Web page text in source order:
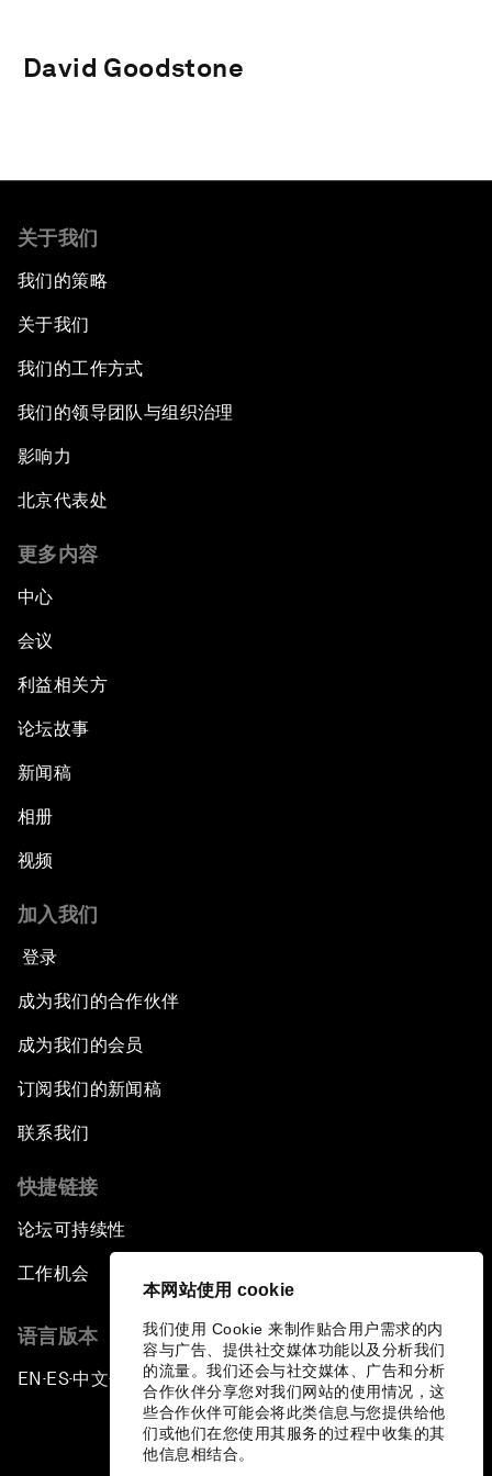
本网站使用 cookie
我们使用 Cookie 来制作贴合用户需求的内
容与广告、提供社交媒体功能以及分析我们
的流量。我们还会与社交媒体、广告和分析
合作伙伴分享您对我们网站的使用情况，这
些合作伙伴可能会将此类信息与您提供给他
们或他们在您使用其服务的过程中收集的其
他信息相结合。
David Goodstone
关于我们
我们的策略
关于我们
我们的工作方式
我们的领导团队与组织治理
影响力
北京代表处
更多内容
中心
会议
利益相关方
论坛故事
新闻稿
相册
视频
加入我们
登录
成为我们的合作伙伴
成为我们的会员
订阅我们的新闻稿
联系我们
快捷链接
论坛可持续性
工作机会
语言版本
EN ▪ES▪中文▪ 日本語